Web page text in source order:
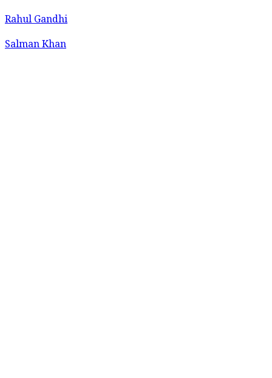
Rahul Gandhi
Salman Khan